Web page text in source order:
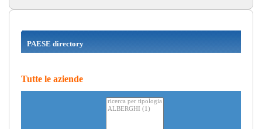
PAESE directory
Tutte le aziende